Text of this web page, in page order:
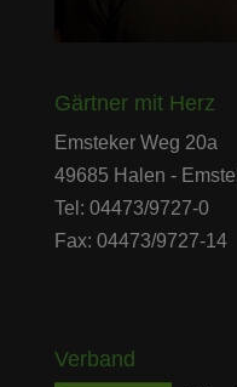
Gärtner mit Herz
Emsteker Weg 20a
49685 Halen -
Tel: 04473/9727-0
Fax: 04473/9727-14
Verband